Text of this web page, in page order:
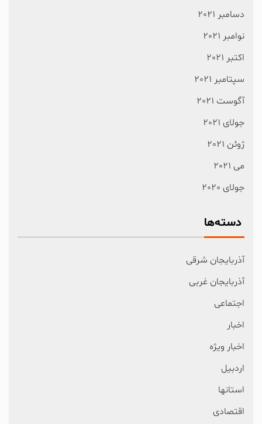
دسامبر 2021
نوامبر 2021
اکتبر 2021
سپتامبر 2021
آگوست 2021
جولای 2021
ژوئن 2021
می 2021
جولای 2020
دسته‌ها
آذربایجان شرقی
آذربایجان غربی
اجتماعی
اخبار
اخبار ویژه
اردبیل
استانها
اقتصادی